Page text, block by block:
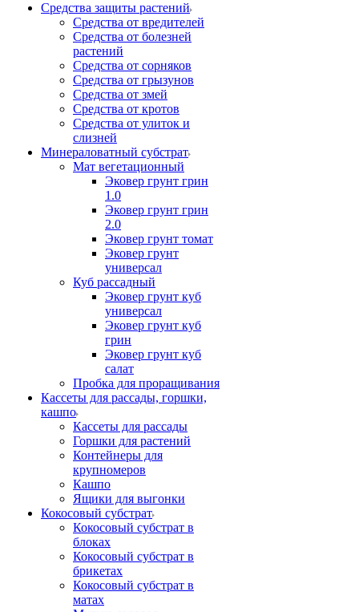
Средства защиты растений
Средства от вредителей
Средства от болезней
растений
Средства от сорняков
Средства от грызунов
Средства от змей
Средства от кротов
Средства от улиток и
слизней
Минераловатный субстрат
Мат вегетационный
Эковер грунт грин
1.0
Эковер грунт грин
2.0
Эковер грунт томат
Эковер грунт
универсал
Куб рассадный
Эковер грунт куб
универсал
Эковер грунт куб
грин
Эковер грунт куб
салат
Пробка для проращивания
Кассеты для рассады, горшки,
кашпо
Кассеты для рассады
Горшки для растений
Контейнеры для
крупномеров
Кашпо
Ящики для выгонки
Кокосовый субстрат
Кокосовый субстрат в
блоках
Кокосовый субстрат в
брикетах
Кокосовый субстрат в
матах